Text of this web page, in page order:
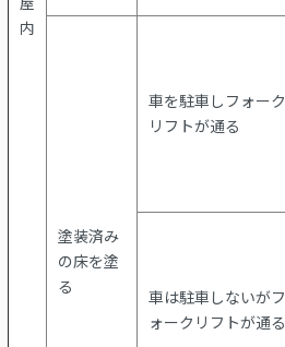
内
塗装済み
の床を塗
る
車を駐車しフォーク
リフトが通る
車は駐車しないがフ
ォークリフトが通る